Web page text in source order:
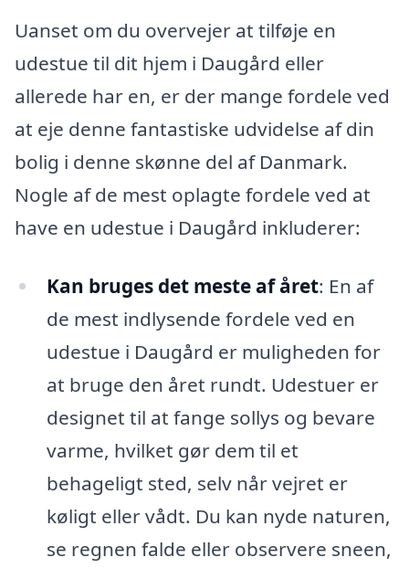
Uanset om du overvejer at tilføje en
udestue til dit hjem i Daugård eller
allerede har en, er der mange fordele ved
at eje denne fantastiske udvidelse af din
bolig i denne skønne del af Danmark.
Nogle af de mest oplagte fordele ved at
have en udestue i Daugård inkluderer:
Kan bruges det meste af året: En af
de mest indlysende fordele ved en
udestue i Daugård er muligheden for
at bruge den året rundt. Udestuer er
designet til at fange sollys og bevare
varme, hvilket gør dem til et
behageligt sted, selv når vejret er
køligt eller vådt. Du kan nyde naturen,
se regnen falde eller observere sneen,